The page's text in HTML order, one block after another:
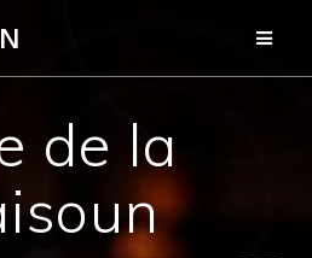
de la